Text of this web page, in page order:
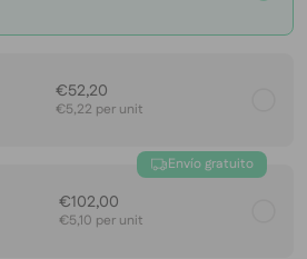
€52,20
€5,22 per unit
Envío gratuito
€102,00
€5,10 per unit